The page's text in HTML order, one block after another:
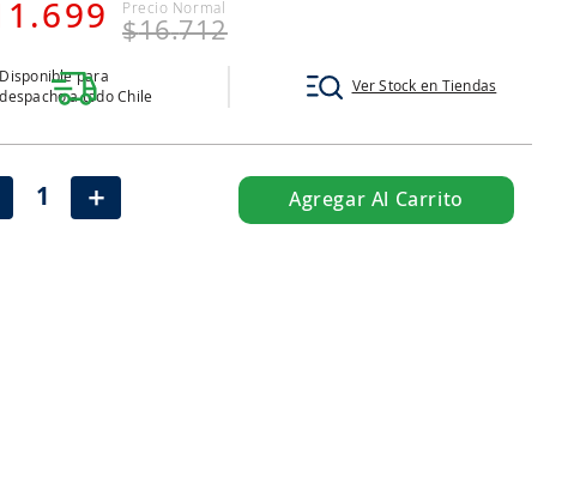
.699 $16.712
Disponible para
despacho a todo Chile
Ver Stock en Tiendas
＋ Agregar Al Carrito